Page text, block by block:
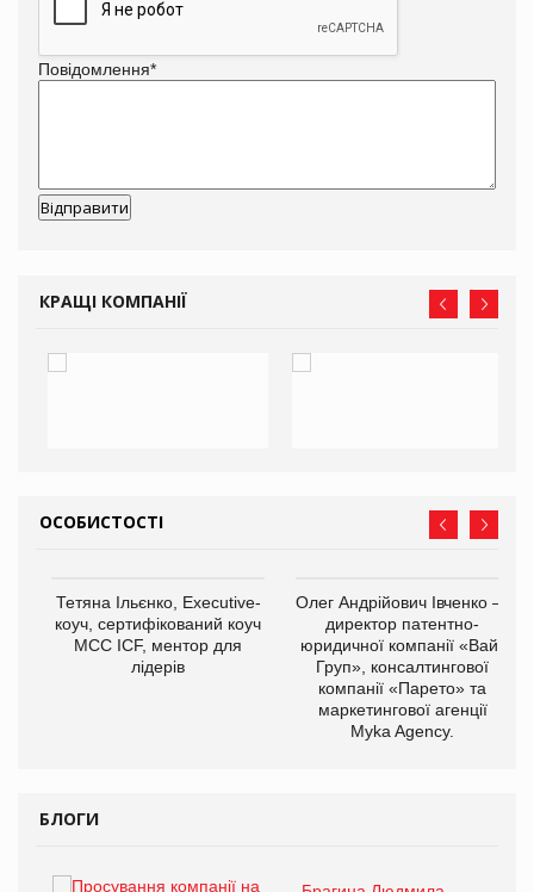
Повідомлення*
КРАЩІ КОМПАНІЇ
ОСОБИСТОСТІ
Тетяна Ільєнко, Executive-
коуч, сертифікований коуч
МСС ICF, ментор для
лідерів
Олег Андрійович Івченко —
директор патентно-
юридичної компанії «Вайз
Груп», консалтингової
компанії «Парето» та
маркетингової агенції
Myka Agency.
БЛОГИ